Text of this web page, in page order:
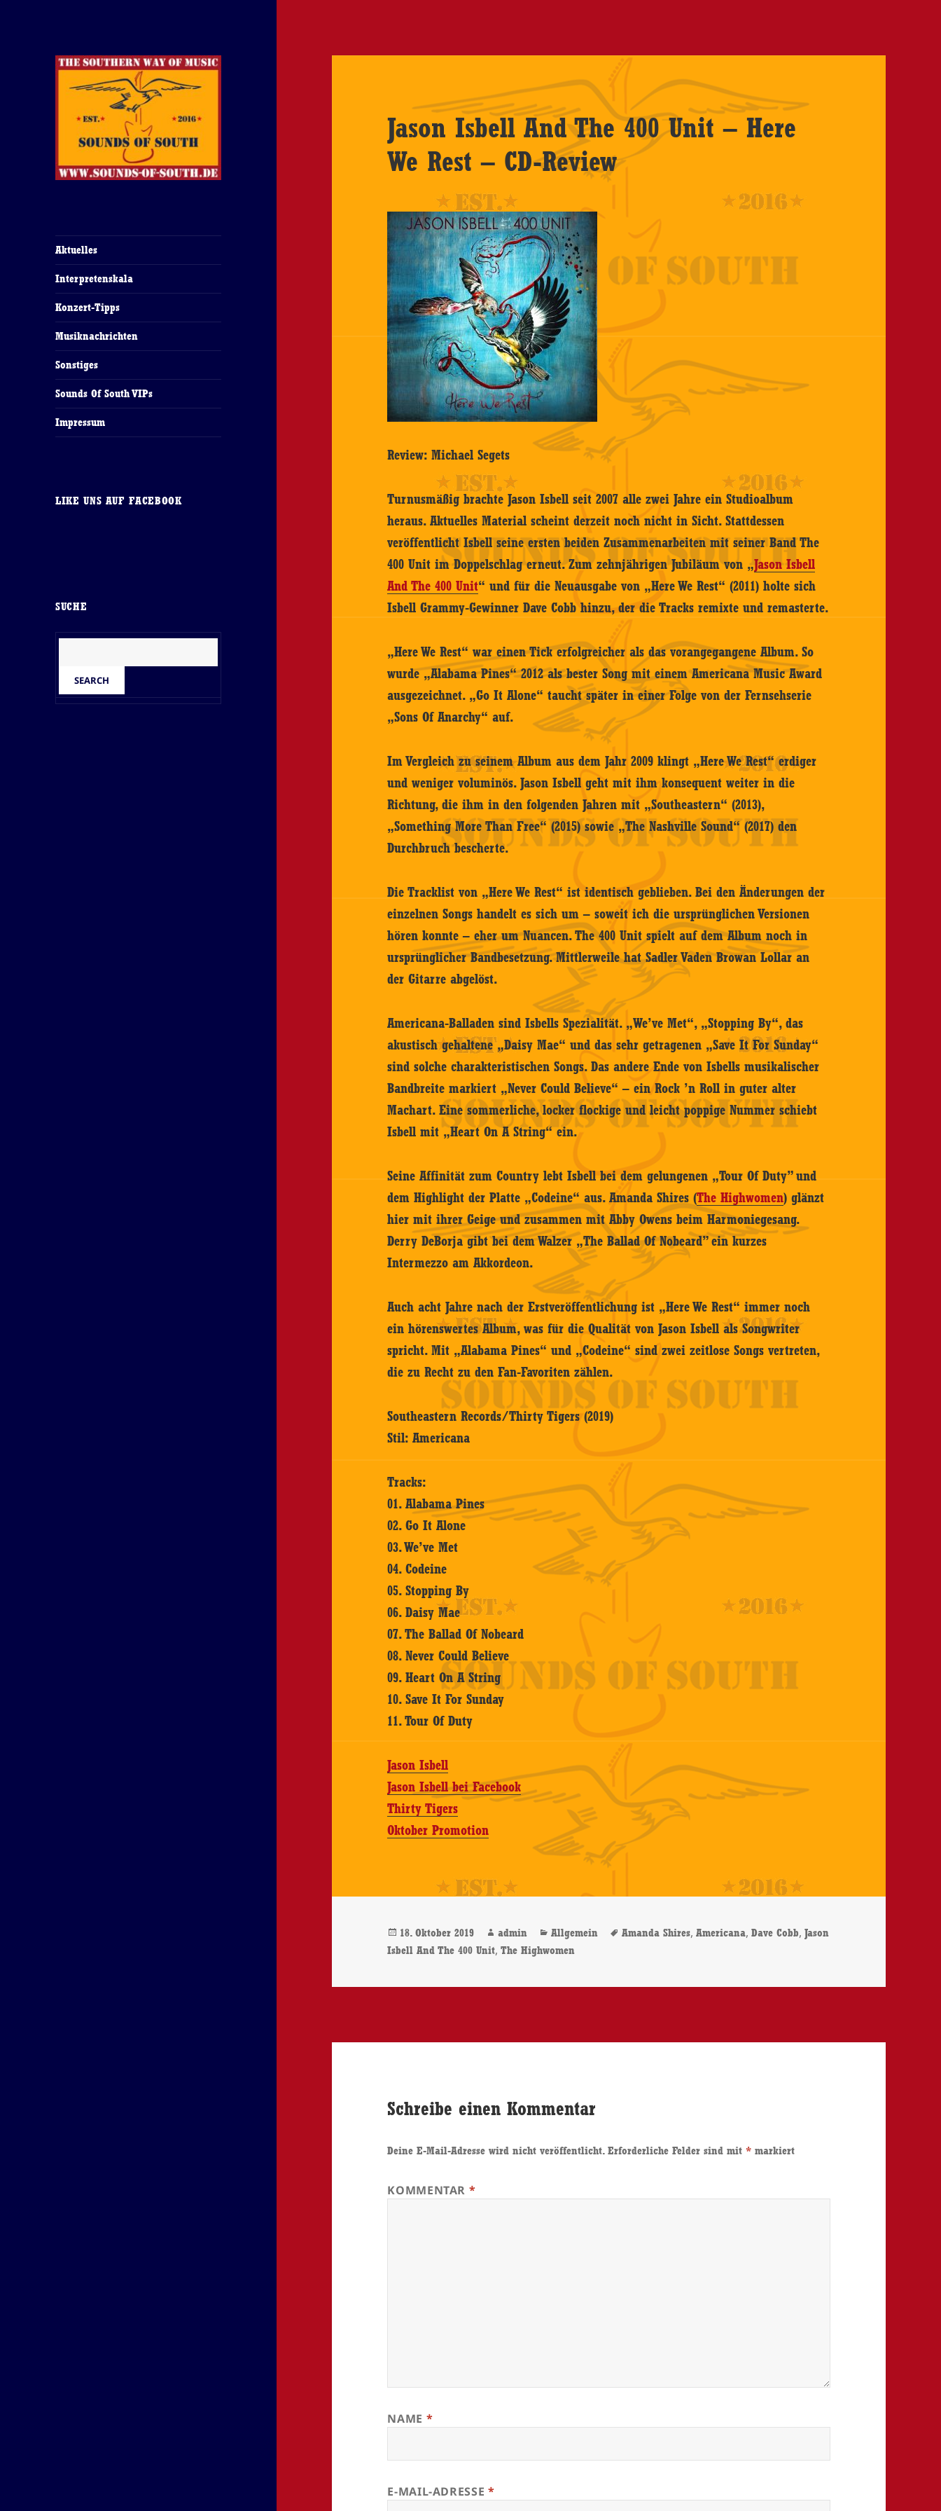
Aktuelles
Interpretenskala
Konzert-Tipps
Musiknachrichten
Sonstiges
Sounds Of South VIPs
Impressum
LIKE UNS AUF FACEBOOK
SUCHE
Jason Isbell And The 400 Unit – Here
We Rest – CD-Review
Review: Michael Segets
Turnusmäßig brachte Jason Isbell seit 2007 alle zwei Jahre ein Studioalbum
heraus. Aktuelles Material scheint derzeit noch nicht in Sicht. Stattdessen
veröffentlicht Isbell seine ersten beiden Zusammenarbeiten mit seiner Band The
400 Unit im Doppelschlag erneut. Zum zehnjährigen Jubiläum von „Jason Isbell
And The 400 Unit“ und für die Neuausgabe von „Here We Rest“ (2011) holte sich
Isbell Grammy-Gewinner Dave Cobb hinzu, der die Tracks remixte und remasterte.
„Here We Rest“ war einen Tick erfolgreicher als das vorangegangene Album. So
wurde „Alabama Pines“ 2012 als bester Song mit einem Americana Music Award
ausgezeichnet. „Go It Alone“ taucht später in einer Folge von der Fernsehserie
„Sons Of Anarchy“ auf.
Im Vergleich zu seinem Album aus dem Jahr 2009 klingt „Here We Rest“ erdiger
und weniger voluminös. Jason Isbell geht mit ihm konsequent weiter in die
Richtung, die ihm in den folgenden Jahren mit „Southeastern“ (2013),
„Something More Than Free“ (2015) sowie „The Nashville Sound“ (2017) den
Durchbruch bescherte.
Die Tracklist von „Here We Rest“ ist identisch geblieben. Bei den Änderungen der
einzelnen Songs handelt es sich um – soweit ich die ursprünglichen Versionen
hören konnte – eher um Nuancen. The 400 Unit spielt auf dem Album noch in
ursprünglicher Bandbesetzung. Mittlerweile hat Sadler Vaden Browan Lollar an
der Gitarre abgelöst.
Americana-Balladen sind Isbells Spezialität. „We’ve Met“, „Stopping By“, das
akustisch gehaltene „Daisy Mae“ und das sehr getragenen „Save It For Sunday“
sind solche charakteristischen Songs. Das andere Ende von Isbells musikalischer
Bandbreite markiert „Never Could Believe“ – ein Rock ’n Roll in guter alter
Machart. Eine sommerliche, locker flockige und leicht poppige Nummer schiebt
Isbell mit „Heart On A String“ ein.
Seine Affinität zum Country lebt Isbell bei dem gelungenen „Tour Of Duty” und
dem Highlight der Platte „Codeine“ aus. Amanda Shires (The Highwomen) glänzt
hier mit ihrer Geige und zusammen mit Abby Owens beim Harmoniegesang.
Derry DeBorja gibt bei dem Walzer „The Ballad Of Nobeard” ein kurzes
Intermezzo am Akkordeon.
Auch acht Jahre nach der Erstveröffentlichung ist „Here We Rest“ immer noch
ein hörenswertes Album, was für die Qualität von Jason Isbell als Songwriter
spricht. Mit „Alabama Pines“ und „Codeine“ sind zwei zeitlose Songs vertreten,
die zu Recht zu den Fan-Favoriten zählen.
Southeastern Records/Thirty Tigers (2019)
Stil: Americana
Tracks:
01. Alabama Pines
02. Go It Alone
03. We’ve Met
04. Codeine
05. Stopping By
06. Daisy Mae
07. The Ballad Of Nobeard
08. Never Could Believe
09. Heart On A String
10. Save It For Sunday
11. Tour Of Duty
Jason Isbell
Jason Isbell bei Facebook
Thirty Tigers
Oktober Promotion
Veröffentlicht
am
18. Oktober 2019 Autor
admin Kategorien
Allgemein Schlagwörter
Amanda Shires,Americana,Dave Cobb,Jason
Isbell And The 400 Unit,The Highwomen
Schreibe einen Kommentar
Deine E-Mail-Adresse wird nicht veröffentlicht. Erforderliche Felder sind mit* markiert
KOMMENTAR *
NAME *
E-MAIL-ADRESSE *